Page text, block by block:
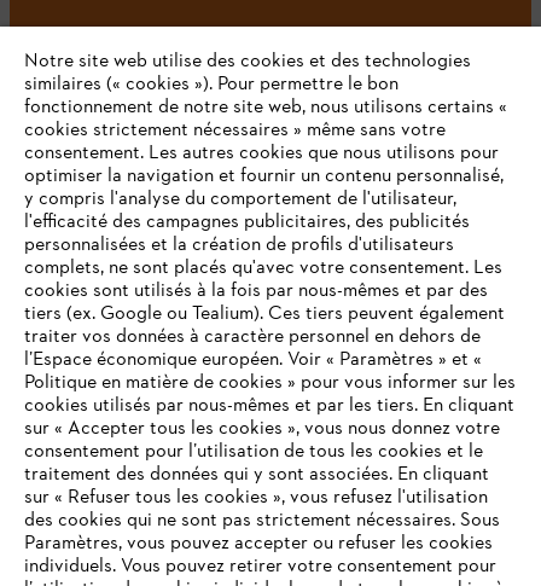
L'Entreprise
STIHL FAQ
Contact
Politique de protection des données
VOTRE NAVIGATEUR INTERNET
N'EST PLUS PRIS EN CHARGE
Vous utilisez un navigateur Internet que nous ne prenons plus
Notre site web utilise des cookies et des technologies
similaires (« cookies »). Pour permettre le bon
fonctionnement de notre site web, nous utilisons certains «
cookies strictement nécessaires » même sans votre
consentement. Les autres cookies que nous utilisons pour
optimiser la navigation et fournir un contenu personnalisé,
y compris l'analyse du comportement de l'utilisateur,
l'efficacité des campagnes publicitaires, des publicités
personnalisées et la création de profils d'utilisateurs
complets, ne sont placés qu'avec votre consentement. Les
cookies sont utilisés à la fois par nous-mêmes et par des
tiers (ex. Google ou Tealium). Ces tiers peuvent également
traiter vos données à caractère personnel en dehors de
l’Espace économique européen. Voir « Paramètres » et «
Politique en matière de cookies » pour vous informer sur les
cookies utilisés par nous-mêmes et par les tiers. En cliquant
sur « Accepter tous les cookies », vous nous donnez votre
consentement pour l’utilisation de tous les cookies et le
traitement des données qui y sont associées. En cliquant
sur « Refuser tous les cookies », vous refusez l'utilisation
des cookies qui ne sont pas strictement nécessaires. Sous
Paramètres, vous pouvez accepter ou refuser les cookies
individuels. Vous pouvez retirer votre consentement pour